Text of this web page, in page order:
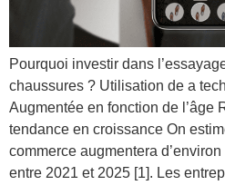
Pourquoi investir dans
chaussures ? Utilisation de a
Augmentée en fonction de l’âge
tendance en croissance On
commerce augmentera
entre 2021 et 2025 [1]. Les